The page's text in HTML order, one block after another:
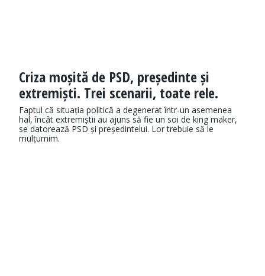
Criza moșită de PSD, președinte și
extremiști. Trei scenarii, toate rele.
Faptul că situația politică a degenerat într-un asemenea
hal, încât extremiștii au ajuns să fie un soi de king maker,
se datorează PSD și președintelui. Lor trebuie să le
mulțumim.